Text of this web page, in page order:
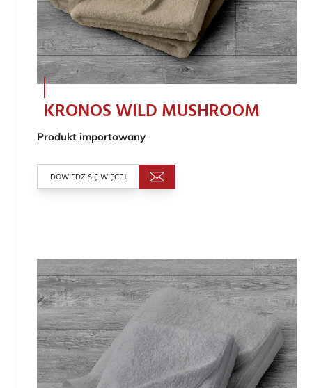
KRONOS WILD MUSHROOM
Produkt importowany
DOWIEDZ SIĘ WIĘCEJ